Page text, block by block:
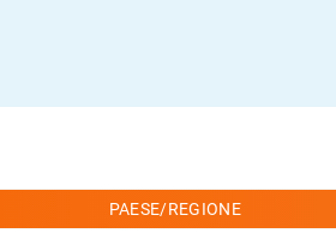
PAESE/REGIONE